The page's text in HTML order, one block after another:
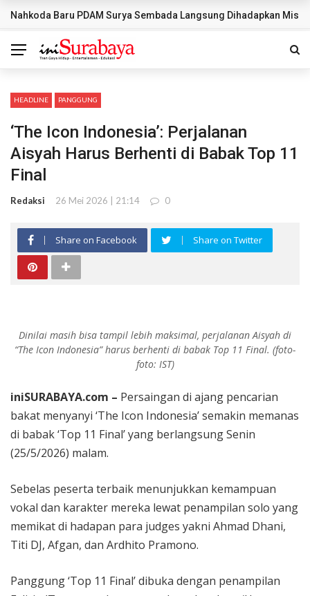
BREAKING NEWS
Nahkoda Baru PDAM Surya Sembada Langsung Dihadapkan Misi
HEADLINE PANGGUNG
‘The Icon Indonesia’: Perjalanan
Aisyah Harus Berhenti di Babak Top 11
Final
Redaksi 26 Mei 2026 | 21:14 0
Share on Facebook Share on Twitter
Dinilai masih bisa tampil lebih maksimal, perjalanan Aisyah di
“The Icon Indonesia” harus berhenti di babak Top 11 Final. (foto-
foto: IST)
iniSURABAYA.com – Persaingan di ajang pencarian
bakat menyanyi ‘The Icon Indonesia’ semakin memanas
di babak ‘Top 11 Final’ yang berlangsung Senin
(25/5/2026) malam.
Sebelas peserta terbaik menunjukkan kemampuan
vokal dan karakter mereka lewat penampilan solo yang
memikat di hadapan para judges yakni Ahmad Dhani,
Titi DJ, Afgan, dan Ardhito Pramono.
Panggung ‘Top 11 Final’ dibuka dengan penampilan